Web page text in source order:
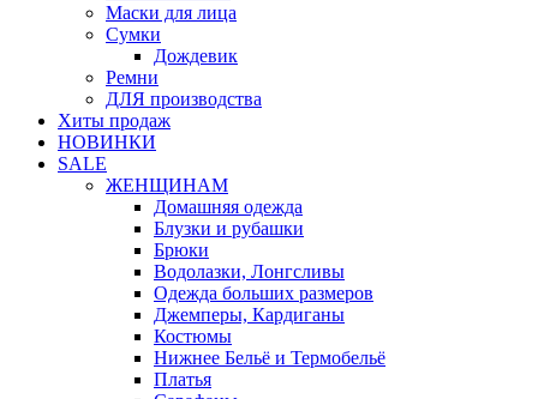
Маски для лица
Сумки
Дождевик
Ремни
ДЛЯ производства
Хиты продаж
НОВИНКИ
SALE
ЖЕНЩИНАМ
Домашняя одежда
Блузки и рубашки
Брюки
Водолазки, Лонгсливы
Одежда больших размеров
Джемперы, Кардиганы
Костюмы
Нижнее Бельё и Термобельё
Платья